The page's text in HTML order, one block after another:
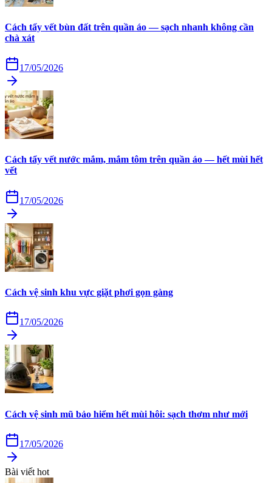
Cách tẩy vết bùn đất trên quần áo — sạch nhanh không cần
chà xát
17/05/2026
Cách tẩy vết nước mắm, mắm tôm trên quần áo — hết mùi hết
vết
17/05/2026
Cách vệ sinh khu vực giặt phơi gọn gàng
17/05/2026
Cách vệ sinh mũ bảo hiểm hết mùi hôi: sạch thơm như mới
17/05/2026
Bài viết hot